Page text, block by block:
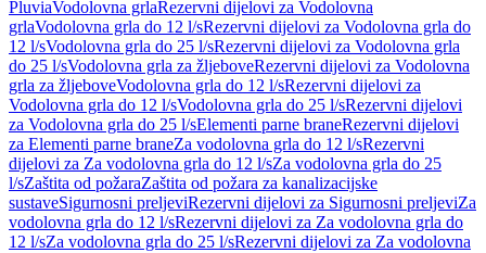
PluviaVodolovna grlaRezervni dijelovi za Vodolovna
grlaVodolovna grla do 12 l/sRezervni dijelovi za Vodolovna grla do
12 l/sVodolovna grla do 25 l/sRezervni dijelovi za Vodolovna grla
do 25 l/sVodolovna grla za žljeboveRezervni dijelovi za Vodolovna
grla za žljeboveVodolovna grla do 12 l/sRezervni dijelovi za
Vodolovna grla do 12 l/sVodolovna grla do 25 l/sRezervni dijelovi
za Vodolovna grla do 25 l/sElementi parne braneRezervni dijelovi
za Elementi parne braneZa vodolovna grla do 12 l/sRezervni
dijelovi za Za vodolovna grla do 12 l/sZa vodolovna grla do 25
l/sZaštita od požaraZaštita od požara za kanalizacijske
sustaveSigurnosni preljeviRezervni dijelovi za Sigurnosni preljeviZa
vodolovna grla do 12 l/sRezervni dijelovi za Za vodolovna grla do
12 l/sZa vodolovna grla do 25 l/sRezervni dijelovi za Za vodolovna